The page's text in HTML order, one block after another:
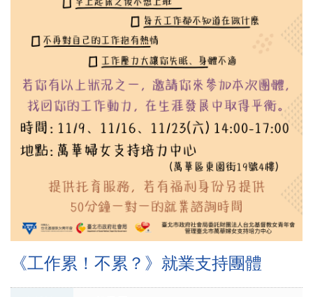
《工作累！不累？》就業支持團體